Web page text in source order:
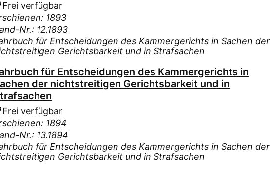
Frei verfügbar
1893
Nr.: 12.1893
für Entscheidungen des Kammergerichts in Sachen der
Gerichtsbarkeit und in Strafsachen
für Entscheidungen des Kammergerichts in
der nichtstreitigen Gerichtsbarkeit und in
Frei verfügbar
1894
Nr.: 13.1894
für Entscheidungen des Kammergerichts in Sachen der
Gerichtsbarkeit und in Strafsachen